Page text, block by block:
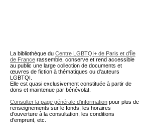
La bibliothèque du Centre LGBTQI+ de Paris et d'Île
de France rassemble, conserve et rend accessible
au public une large collection de documents et
œuvres de fiction à thématiques ou d'auteurs
LGBTQI.
Elle est quasi exclusivement constituée à partir de
dons et maintenue par bénévolat.
Consulter la page générale d'information pour plus de
renseignements sur le fonds, les horaires
d'ouverture à la consultation, les conditions
d'emprunt, etc.